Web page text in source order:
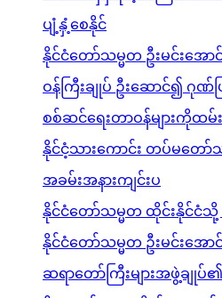
ပျံ့နှံ့စေနိုင်
နိုင်ငံတော်သမ္မတ ဦးမင်းအေ
ဝန်ကြီးချုပ် ဦးဆောင်၍ ဂု
စစ်ဆင်ရေးတာဝန်များကိုထ
နိုင်ငံ့သားကောင်း တပ်မတော်
အခမ်းအနားကျင်းပ
နိုင်ငံတော်သမ္မတ ထိုင်းနိုင်ငံသို့
နိုင်ငံတော်သမ္မတ ဦးမင်းအ
ဆရာတော်ကြီးများအဖွဲ့ချုပ်